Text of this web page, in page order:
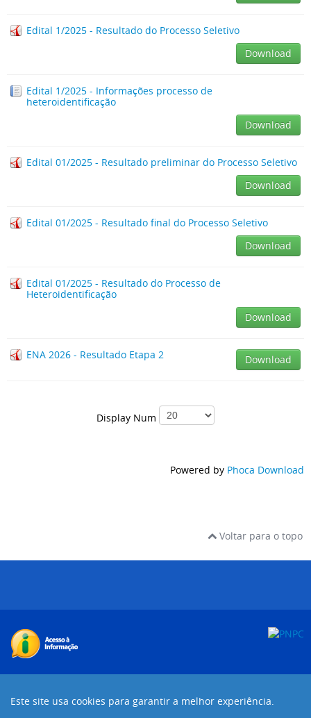
Este site usa cookies para garantir a melhor experiência.
Edital 1/2025 - Resultado do Processo Seletivo
Download
Edital 1/2025 - Informações processo de
heteroidentificação
Download
Edital 01/2025 - Resultado preliminar do Processo Seletivo
Download
Edital 01/2025 - Resultado final do Processo Seletivo
Download
Edital 01/2025 - Resultado do Processo de
Heteroidentificação
Download
ENA 2026 - Resultado Etapa 2 Download
Display Num
Powered by Phoca Download
Voltar para o topo
Desenvolvido com o CMS de código aberto Joomla!